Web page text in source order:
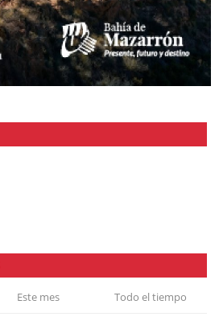
Este mes Todo el tiempo